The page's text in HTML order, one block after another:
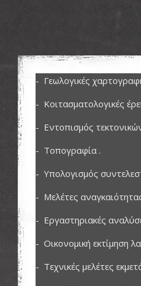
- Γεωλογικές
- Κοιτασματολογικές
- Εντοπισμός
- Τοπογραφία .
- Υπολογισμός
- Μελέτες
- Εργαστηριακές
- Οικονομική εκτίμηση
- Τεχνικές μελέτες